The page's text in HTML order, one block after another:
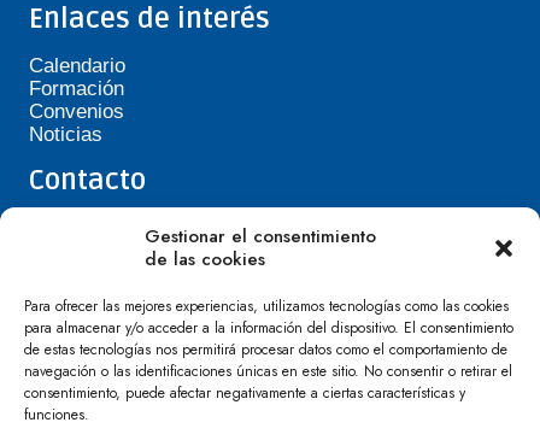
Gestionar el consentimiento
de las cookies
Para ofrecer las mejores experiencias, utilizamos tecnologías como las cookies
para almacenar y/o acceder a la información del dispositivo. El consentimiento
de estas tecnologías nos permitirá procesar datos como el comportamiento de
navegación o las identificaciones únicas en este sitio. No consentir o retirar el
consentimiento, puede afectar negativamente a ciertas características y
funciones.
Enlaces de interés
Calendario
Formación
Convenios
Noticias
Contacto
Teléfono de Asepavi: 623 394 601
asepavi20@gmail.com
Villafranca